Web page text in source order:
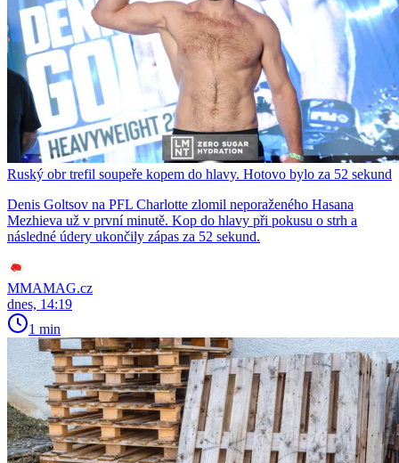
Ruský obr trefil soupeře kopem do hlavy. Hotovo bylo za 52 sekund
Denis Goltsov na PFL Charlotte zlomil neporaženého Hasana
Mezhieva už v první minutě. Kop do hlavy při pokusu o strh a
následné údery ukončily zápas za 52 sekund.
MMAMAG.cz
dnes, 14:19
1 min